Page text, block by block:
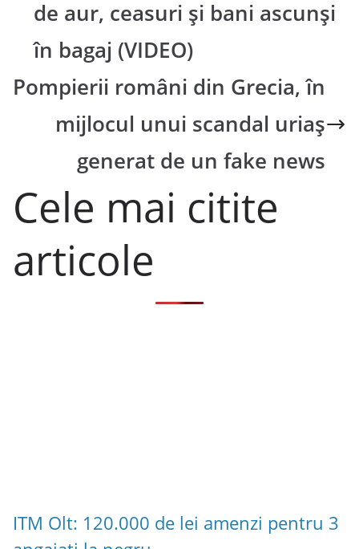
de aur, ceasuri și bani ascunși
în bagaj (VIDEO)
Pompierii români din Grecia, în
mijlocul unui scandal uriaș
generat de un fake news
Cele mai citite
articole
ITM Olt: 120.000 de lei amenzi pentru 3